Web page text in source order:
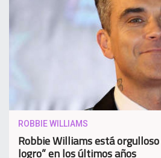
ROBBIE WILLIAMS
Robbie Williams está
logro” en los últimos años